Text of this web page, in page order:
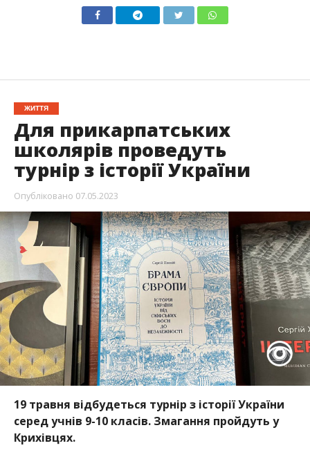
ЖИТТЯ
Для прикарпатських
школярів проведуть
турнір з історії України
Опубліковано 07.05.2023
19 травня відбудеться турнір з історії України
серед учнів 9-10 класів. Змагання пройдуть у
Крихівцях.